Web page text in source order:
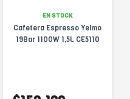
EN STOCK
Cafetera Espresso Yelmo
19Bar 1100W 1,5L CE5110